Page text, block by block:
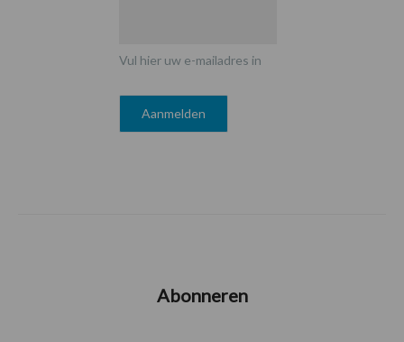
Vul hier uw e-mailadres in
Abonneren